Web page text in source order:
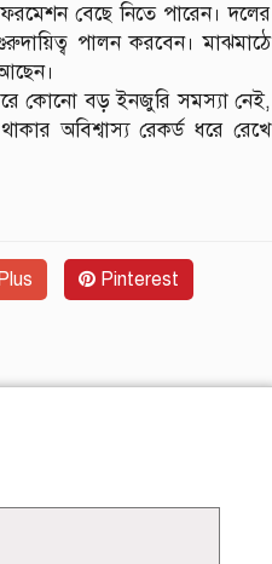
বেছে নিতে পারেন। দলের
পালন করবেন। মাঝমাঠে
কোনো বড় ইনজুরি সমস্যা নেই,
অবিশ্বাস্য রেকর্ড ধরে রেখে
Pinterest